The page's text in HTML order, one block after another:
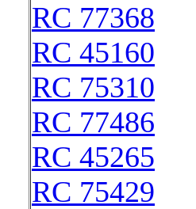
RC 77368
RC 45160
RC 75310
RC 77486
RC 45265
RC 75429